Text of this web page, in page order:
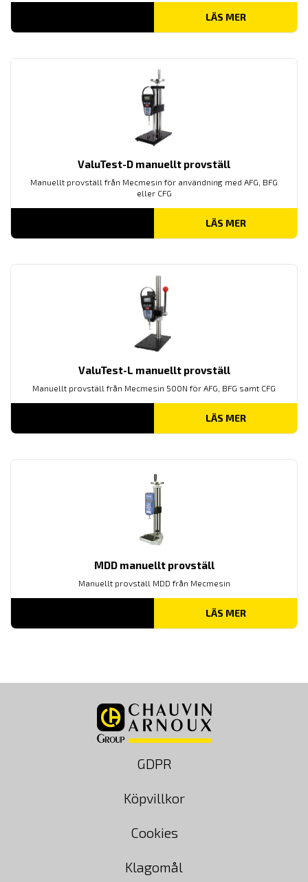
LÄS MER
ValuTest-D manuellt provställ
Manuellt provställ från Mecmesin för användning med AFG, BFG
eller CFG
LÄS MER
ValuTest-L manuellt provställ
Manuellt provställ från Mecmesin 500N för AFG, BFG samt CFG
LÄS MER
MDD manuellt provställ
Manuellt provställ MDD från Mecmesin
LÄS MER
GDPR
Köpvillkor
Cookies
Klagomål